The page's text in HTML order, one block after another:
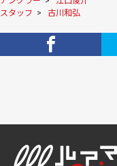
スタッフ > 古川和弘